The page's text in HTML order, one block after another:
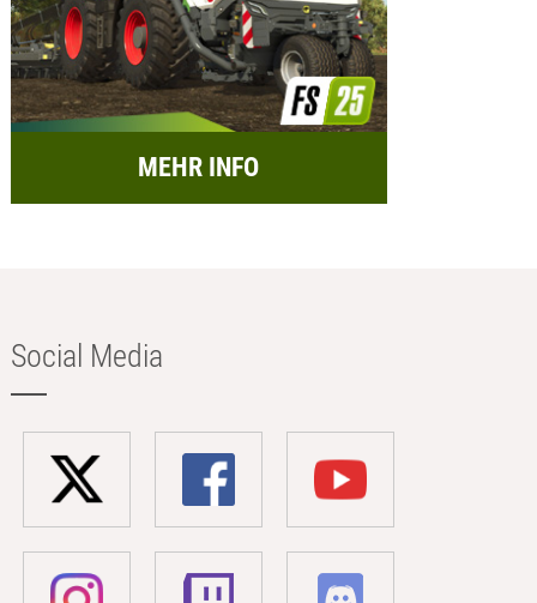
MEHR INFO
Social Media